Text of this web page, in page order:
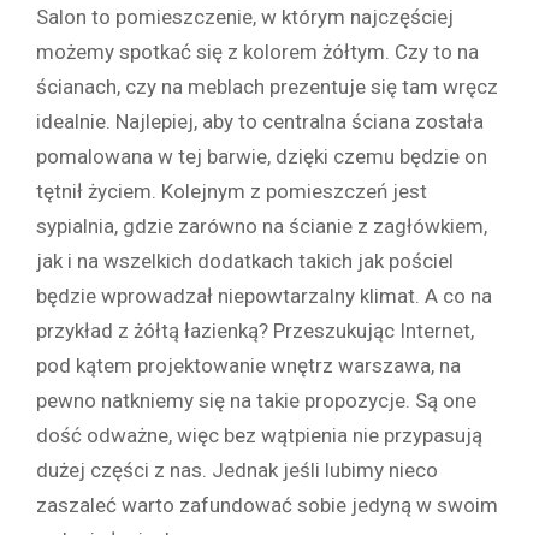
Salon to pomieszczenie, w którym najczęściej
możemy spotkać się z kolorem żółtym. Czy to na
ścianach, czy na meblach prezentuje się tam wręcz
idealnie. Najlepiej, aby to centralna ściana została
pomalowana w tej barwie, dzięki czemu będzie on
tętnił życiem. Kolejnym z pomieszczeń jest
sypialnia, gdzie zarówno na ścianie z zagłówkiem,
jak i na wszelkich dodatkach takich jak pościel
będzie wprowadzał niepowtarzalny klimat. A co na
przykład z żółtą łazienką? Przeszukując Internet,
pod kątem projektowanie wnętrz warszawa, na
pewno natkniemy się na takie propozycje. Są one
dość odważne, więc bez wątpienia nie przypasują
dużej części z nas. Jednak jeśli lubimy nieco
zaszaleć warto zafundować sobie jedyną w swoim